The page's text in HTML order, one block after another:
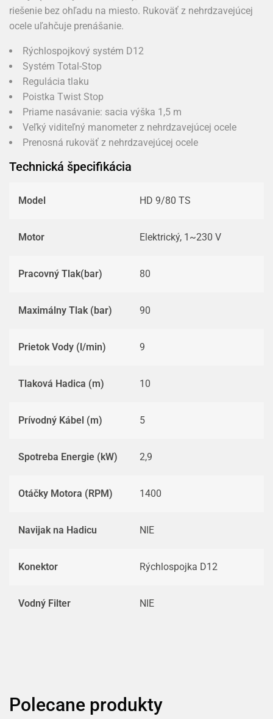
riešenie bez ohľadu na miesto. Rukoväť z nehrdzavejúcej
ocele uľahčuje prenášanie.
Rýchlospojkový systém D12
Systém Total-Stop
Regulácia tlaku
Poistka Twist Stop
Priame nasávanie: sacia výška 1,5 m
Veľký viditeľný manometer z nehrdzavejúcej ocele
Prenosná rukoväť z nehrdzavejúcej ocele
Technická špecifikácia
Model HD 9/80 TS
Motor Elektrický, 1~230 V
Pracovný Tlak(bar) 80
Maximálny Tlak (bar) 90
Prietok Vody (l/min) 9
Tlaková Hadica (m) 10
Prívodný Kábel (m) 5
Spotreba Energie (kW) 2,9
Otáčky Motora (RPM) 1400
Navijak na Hadicu NIE
Konektor Rýchlospojka D12
Vodný Filter NIE
Polecane produkty